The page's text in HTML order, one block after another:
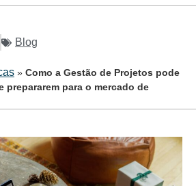
Blog
» Como a Gestão de Projetos pode
prepararem para o mercado de